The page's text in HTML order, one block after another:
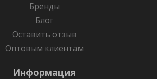
Бренды
Блог
Оставить отзыв
Оптовым клиентам
Информация